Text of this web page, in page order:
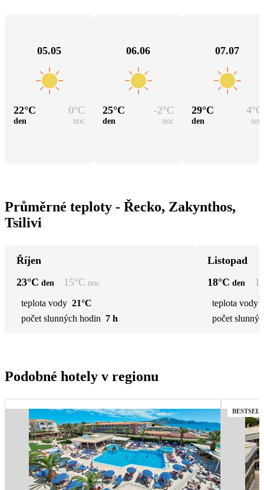
05.05
22°C 0°C
den noc
06.06
25°C -2°C
den noc
07.07
29°C 4°C
den noc
Průměrné teploty - Řecko, Zakynthos,
Tsilivi
Říjen
23°C den 15°C noc
teplota vody 21°C
počet slunných hodin 7 h
Listopad
18°C den
teplota vody
počet
Podobné hotely v regionu